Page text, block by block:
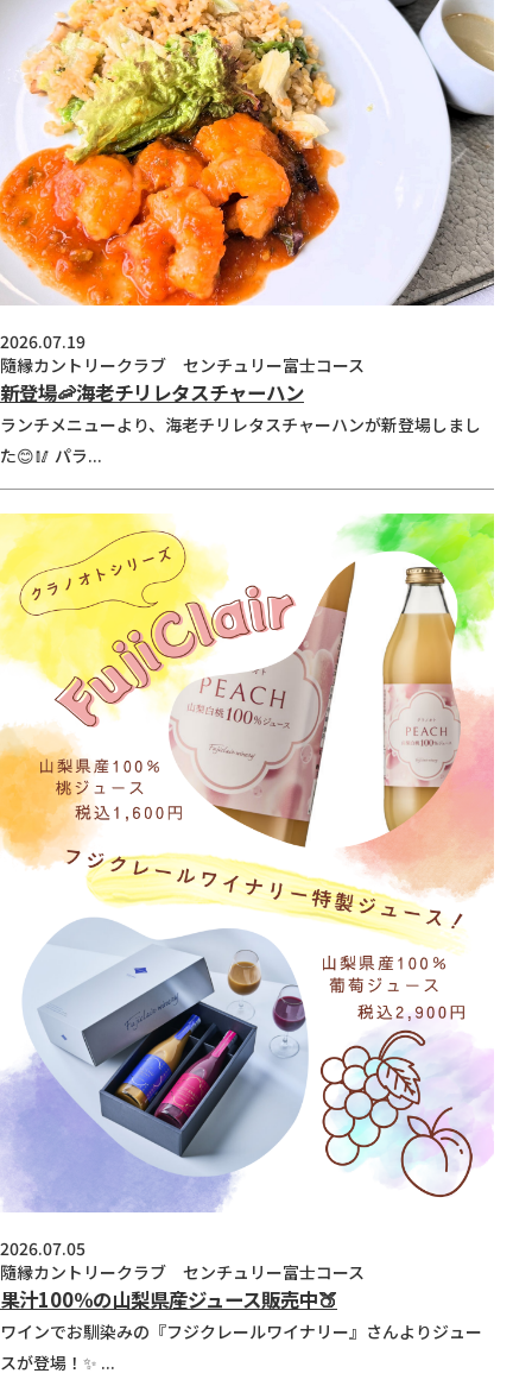
2026.07.19
隨縁カントリークラブ センチュリー富士コース
新登場🦐海老チリレタスチャーハン
ランチメニューより、海老チリレタスチャーハンが新登場しまし
た😊🥢 パラ...
2026.07.05
隨縁カントリークラブ センチュリー富士コース
果汁100％の山梨県産ジュース販売中🍑
ワインでお馴染みの『フジクレールワイナリー』さんよりジュー
スが登場！✨ ...